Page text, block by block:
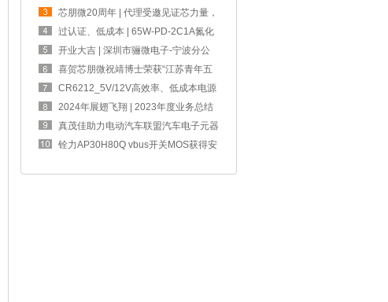
章！
芯朋微20周年 | 代理受邀见证芯力量，
共赴
过认证、低成本 | 65W-PD-2C1A氮化
镓设计方
开业大吉 | 深圳市骊微电子-宁波分公
司！
喜贺芯朋微祝靖博士荣获“江苏青年五
四奖章
CR6212_5V/12V高效率、低成本电源
方案，完
2024年展翅飞翔 | 2023年度业务总结
交流大
真茂佳助力电动汽车联盟汽车电子元器
件工作
铨力AP30H80Q vbus开关MOS获得安